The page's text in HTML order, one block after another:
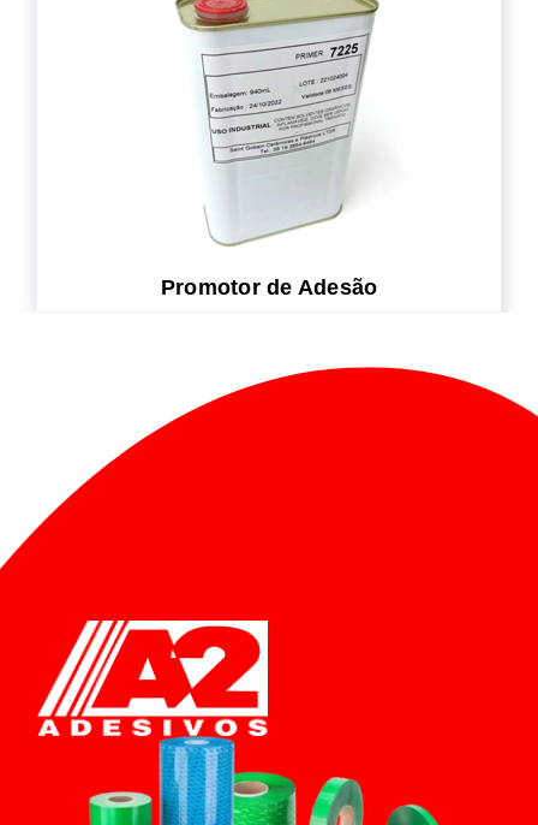
Promotor de Adesão